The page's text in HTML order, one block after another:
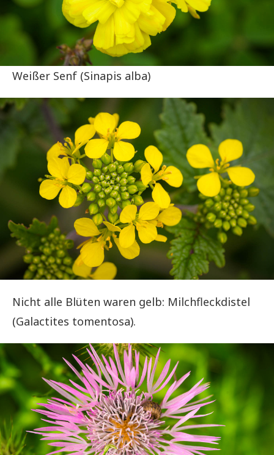
Weißer Senf (Sinapis alba)
Nicht alle Blüten waren gelb: Milchfleckdistel
(Galactites tomentosa).